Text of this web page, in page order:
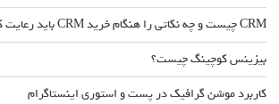
CRM چیست و چه نکاتی را هنگام خرید CRM باید رعایت کرد؟
بیزینس کوچینگ چیست؟
کاربرد موشن گرافیک در پست و استوری اینستاگرام